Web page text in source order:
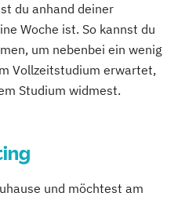
du anhand deiner
Woche ist. So kannst du
um nebenbei ein wenig
Vollzeitstudium erwartet,
Studium widmest.
und möchtest am